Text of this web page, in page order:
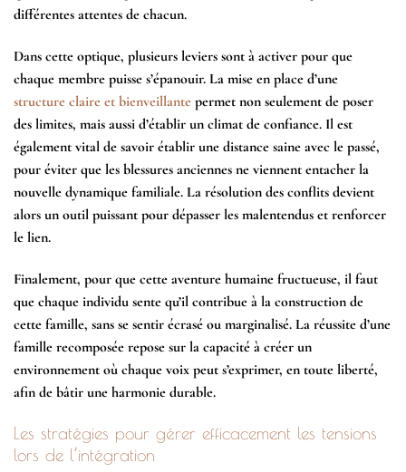
différentes attentes de chacun.
Dans cette optique, plusieurs leviers sont à activer pour que
chaque membre puisse s’épanouir. La mise en place d’une
structure claire et bienveillante permet non seulement de poser
des limites, mais aussi d’établir un climat de confiance. Il est
également vital de savoir établir une distance saine avec le passé,
pour éviter que les blessures anciennes ne viennent entacher la
nouvelle dynamique familiale. La résolution des conflits devient
alors un outil puissant pour dépasser les malentendus et renforcer
le lien.
Finalement, pour que cette aventure humaine fructueuse, il faut
que chaque individu sente qu’il contribue à la construction de
cette famille, sans se sentir écrasé ou marginalisé. La réussite d’une
famille recomposée repose sur la capacité à créer un
environnement où chaque voix peut s’exprimer, en toute liberté,
afin de bâtir une harmonie durable.
Les stratégies pour gérer efficacement les tensions
lors de l’intégration